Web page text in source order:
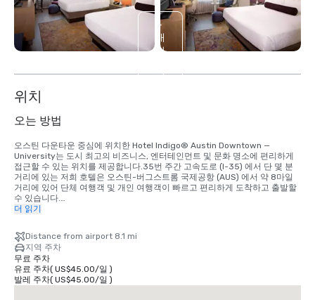
4
개
더
기
위치
오는 방법
오스틴 다운타운 중심에 위치한 Hotel Indigo® Austin Downtown —
University는 도시 최고의 비즈니스, 엔터테인먼트 및 문화 명소에 편리하게
접근할 수 있는 위치를 제공합니다.35번 주간 고속도로 (I-35) 에서 단 몇 분
거리에 있는 저희 호텔은 오스틴-버그스트롬 국제공항 (AUS) 에서 약 8마일
거리에 있어 단체 여행객 및 개인 여행객이 빠르고 편리하게 도착하고 출발할
수 있습니다.
인먼트 지구, 레드 리버 문화 지구까지 도보로 이동할 수 있는 거리에 있습니
다.오스틴 컨벤션 센터와 레이니 스트리트 역사 지구도 차로 조금만 이동하거
나 공유 차량으로 갈 수 있는 거리에 있습니다.
Hotel Indigo는 실내 통로를 통해 홀리데이 인 익스프레스 & 스위트 오스틴 다
더 읽기
Distance from airport 8.1 mi
지역 주차
무료 주차
유료 주차( US$45.00/일 )
발레 주차( US$45.00/일 )